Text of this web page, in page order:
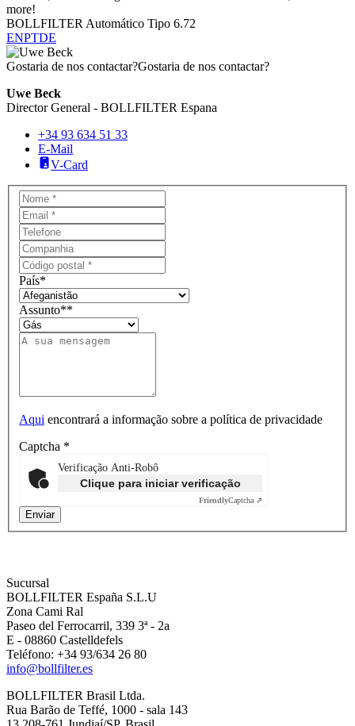
BOLLFILTER Automático Tipo 6.72
ENPTDE
Gostaria de nos contactar?Gostaria de nos contactar?
Uwe Beck
Director General - BOLLFILTER Espana
+34 93 634 51 33
E-Mail
V-Card
País*
Assunto**
Aqui encontrará a informação sobre a política de privacidade
Captcha *
Verificação Anti-Robô
Clique para iniciar verificação
FriendlyCaptcha ⇗
Sucursal
BOLLFILTER España S.L.U
Zona Cami Ral
Paseo del Ferrocarril, 339 3ª - 2a
E - 08860 Castelldefels
Teléfono: +34 93/634 26 80
info@bollfilter.es
BOLLFILTER Brasil Ltda.
Rua Barão de Teffé, 1000 - sala 143